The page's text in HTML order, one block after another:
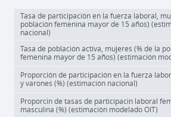
Tasa de participación en la fuerza laboral,
población femenina mayor de 15 años)
nacional)
Tasa de población activa, mujeres (% de la
femenina mayor de 15 años) (estimación
Proporción de participación en la fuerza
y varones (%) (estimación nacional)
Proporcin de tasas de participacin laboral
masculina (%) (estimación modelado OIT)